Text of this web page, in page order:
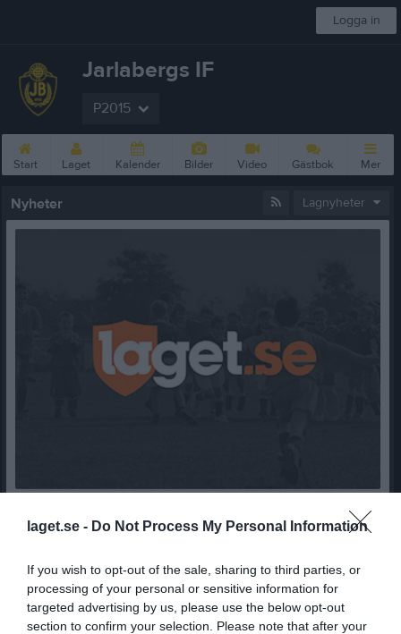
laget.se - Do Not Process My Personal Information
If you wish to opt-out of the sale, sharing to third parties, or
processing of your personal or sensitive information for
targeted advertising by us, please use the below opt-out
section to confirm your selection. Please note that after your
Logga in
Jarlabergs IF
P2015
Start Laget Kalender Bilder Video Gästbok Mer
Nyheter Lagnyheter
Välkommen till er nya gruppsida på laget.se! Den blir central i all kommunikation mellan aktiva, ledare, föräldrar och andra intresserade. För att komma igång direkt med en bra kommunikation i och omkring gruppen finns ett antal viktiga punkter för sidans administratör: • Logga in och lägga till alla aktiva och ledare under Medlemmar. • Fylla på kalendern med alla inplanerade aktiviteter. Matcher läggs till via Serier medan träningar och andra aktiviteter läggs till via Aktiviteter. • Skriv nyheter löpande och berätta om verksamheten. I takt med att nya nyheter läggs till kommer den här nyhetstexten att försvinna. Om någon i gruppen har frågor om laget.se är man alltid välkommen att kontakta vår support på support@laget.se eller 019-15 44 00. Varmt välkomna till laget.se!
Nyheter från föreningen
Skolstarts erbjudande.